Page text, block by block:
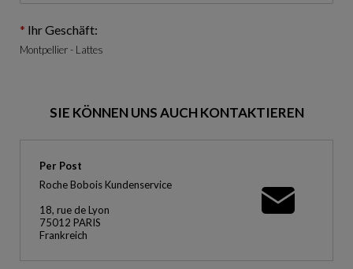
Ihr Geschäft:
Montpellier - Lattes
SIE KÖNNEN UNS AUCH KONTAKTIEREN
Per Post
Roche Bobois Kundenservice
18, rue de Lyon
75012 PARIS
Frankreich